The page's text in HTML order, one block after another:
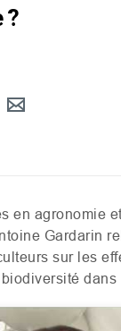
?
en agronomie
Gardarin
sur les
dans